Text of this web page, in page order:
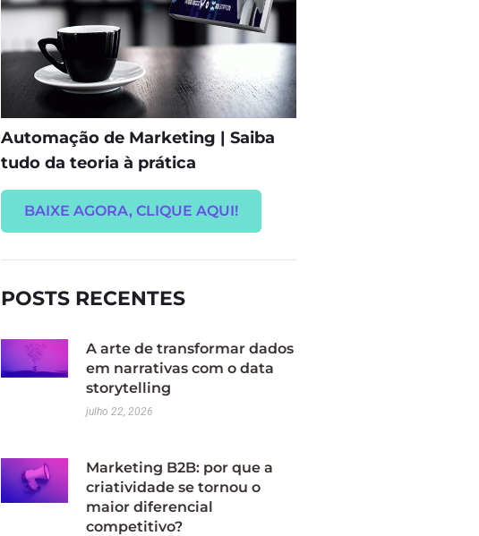
Automação de Marketing | Saiba
tudo da teoria à prática
BAIXE AGORA, CLIQUE AQUI!
POSTS RECENTES
A arte de transformar dados
em narrativas com o data
storytelling
julho 22, 2026
Marketing B2B: por que a
criatividade se tornou o
maior diferencial
competitivo?